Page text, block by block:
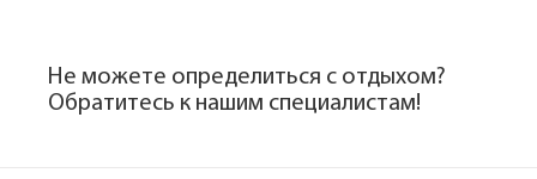
Не можете определиться с отдыхом?
Обратитесь к нашим специалистам!